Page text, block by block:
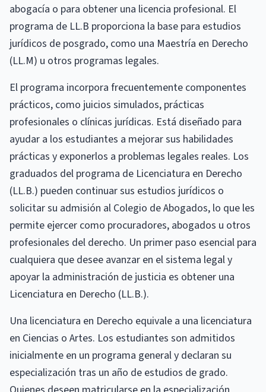
abogacía o para obtener una licencia profesional. El
programa de LL.B proporciona la base para estudios
jurídicos de posgrado, como una Maestría en Derecho
(LL.M) u otros programas legales.
El programa incorpora frecuentemente componentes
prácticos, como juicios simulados, prácticas
profesionales o clínicas jurídicas. Está diseñado para
ayudar a los estudiantes a mejorar sus habilidades
prácticas y exponerlos a problemas legales reales. Los
graduados del programa de Licenciatura en Derecho
(LL.B.) pueden continuar sus estudios jurídicos o
solicitar su admisión al Colegio de Abogados, lo que les
permite ejercer como procuradores, abogados u otros
profesionales del derecho. Un primer paso esencial para
cualquiera que desee avanzar en el sistema legal y
apoyar la administración de justicia es obtener una
Licenciatura en Derecho (LL.B.).
Una licenciatura en Derecho equivale a una licenciatura
en Ciencias o Artes. Los estudiantes son admitidos
inicialmente en un programa general y declaran su
especialización tras un año de estudios de grado.